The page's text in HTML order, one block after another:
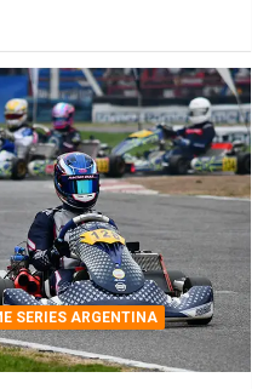
SERIES ARGENTINA